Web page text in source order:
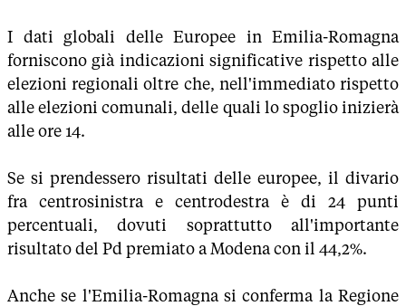
I dati globali delle Europee in Emilia-Romagna
forniscono già indicazioni significative rispetto alle
elezioni regionali oltre che, nell'immediato rispetto
alle elezioni comunali, delle quali lo spoglio inizierà
alle ore 14.
Se si prendessero risultati delle europee, il divario
fra centrosinistra e centrodestra è di 24 punti
percentuali, dovuti soprattutto all'importante
risultato del Pd premiato a Modena con il 44,2%.
Anche se l'Emilia-Romagna si conferma la Regione